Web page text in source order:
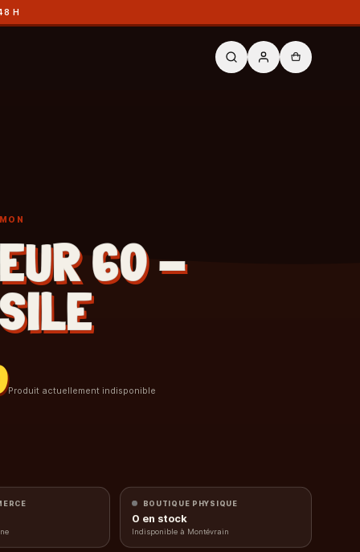
H
60 -
Produit actuellement indisponible
BOUTIQUE PHYSIQUE
0 en stock
Indisponible à Montévrain